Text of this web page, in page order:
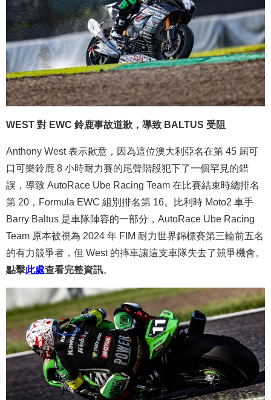
WEST 對 EWC 鈴鹿事故道歉，導致 BALTUS 受阻
Anthony West 表示歉意，因為這位澳大利亞名在第 45 屆可
口可樂鈴鹿 8 小時耐力賽的尾聲階段犯下了一個罕見的錯
誤，導致 AutoRace Ube Racing Team 在比賽結束時總排名
第 20，Formula EWC 組別排名第 16。比利時 Moto2 車手
Barry Baltus 是車隊陣容的一部分，AutoRace Ube Racing
Team 原本被視為 2024 年 FIM 耐力世界錦標賽第三輪前五名
的有力競爭者，但 West 的摔車讓這支車隊失去了競爭機會。
點擊此處查看完整資訊。